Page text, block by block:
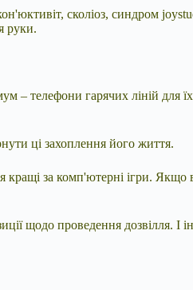
сколіоз, синдром
руки.
– телефони гарячих ліній для
ці захоплення його життя.
за комп'ютерні ігри.
щодо проведення дозвілля. І